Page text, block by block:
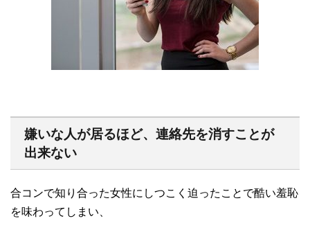
嫌いな人が居るほど、連絡先を消すことが
出来ない
合コンで知り合った女性にしつこく迫ったことで酷い羞恥
を味わってしまい、